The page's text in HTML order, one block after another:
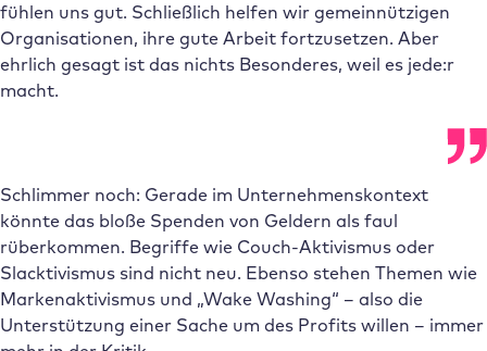
fühlen uns gut. Schließlich helfen wir gemeinnützigen
Organisationen, ihre gute Arbeit fortzusetzen. Aber
ehrlich gesagt ist das nichts Besonderes, weil es jede:r
macht.
Schlimmer noch: Gerade im Unternehmenskontext
könnte das bloße Spenden von Geldern als faul
rüberkommen. Begriffe wie Couch-Aktivismus oder
Slacktivismus sind nicht neu. Ebenso stehen Themen wie
Markenaktivismus und „Wake Washing“ – also die
Unterstützung einer Sache um des Profits willen – immer